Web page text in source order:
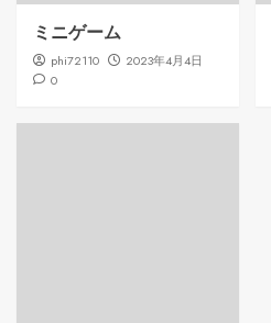
ミニゲーム
phi72110
2023年4月4日
0